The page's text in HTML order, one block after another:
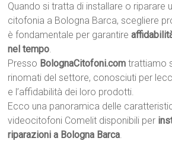
Quando si tratta di installare o riparare
citofonia a Bologna Barca, scegliere
è fondamentale per garantire
nel tempo.
Presso BolognaCitofoni.com trattiamo
rinomati del settore, conosciuti per
e l’affidabilità dei loro prodotti.
Ecco una panoramica delle
videocitofoni Comelit disponibili per
riparazioni a Bologna Barca.